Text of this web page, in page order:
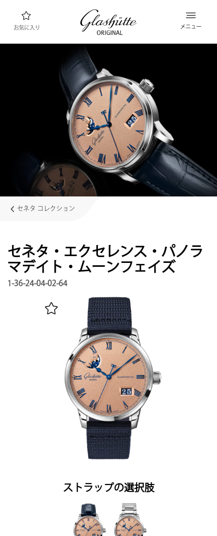
お気に入り メニュー
ウォッチファインダー
コレクションを見る
ブランド “グラスヒュッテ・オリジナル”につ
マニュファクチュールについて詳しくはこちら
小売業者
ブティックとショップ
連絡先
お問い合わせはこちら
グラスヒュッテ・オリジナルを登録する
English Deutsch
メニュー閉じる
セネタ コレクション
セネタ・エクセレンス・パノラ
マデイト・ムーンフェイズ
1-36-24-04-02-64
ストラップの選択肢